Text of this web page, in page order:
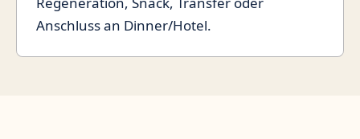
Anschluss an Dinner/Hotel.